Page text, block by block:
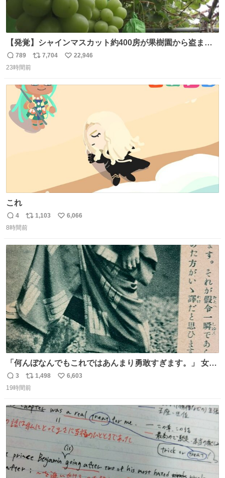
【発覚】シャインマスカット約400房が果樹園から盗まれ
る 栃木・佐野市 news.livedoor.com/article/detail… 被害
に遭った果樹園には防犯カメラなどはなく、シャインマス
今年に入って同様の被害は確認されておらず、警察はパト
ロールを強化する。
返
信
789
リ
ト
数
7,704
い
22,946
23時間前
これ
返
信
4
リ
ポ
ト
数
1,103
い
数
6,066
8時間前
「何んぼなんでもこれではあんまり勇敢すぎます。」 女性
の立ち振る舞い指南コーナーで、大股を「下品」や「はし
たない」という言葉を使わず「勇敢すぎます」と洒落っ気
っていきたい… （昭和4年婦人倶楽部新年号より）
返
信
3
リ
ポ
ト
数
1,498
い
数
6,603
19時間前